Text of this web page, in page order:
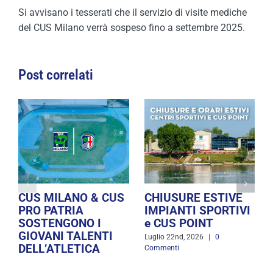
Si avvisano i tesserati che il servizio di visite mediche
del CUS Milano verrà sospeso fino a settembre 2025.
Post correlati
CUS MILANO & CUS
PRO PATRIA
SOSTENGONO I
GIOVANI TALENTI
DELL’ATLETICA
CHIUSURE ESTIVE
IMPIANTI SPORTIVI
e CUS POINT
Luglio 22nd, 2026 |
0
Commenti